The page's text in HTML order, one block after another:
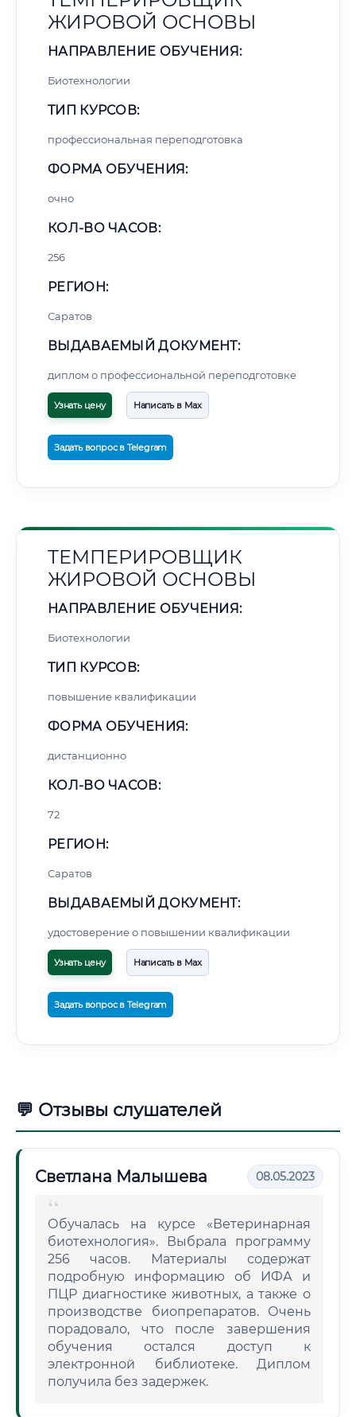
ЖИРОВОЙ ОСНОВЫ
НАПРАВЛЕНИЕ ОБУЧЕНИЯ:
Биотехнологии
ТИП КУРСОВ:
профессиональная переподготовка
ФОРМА ОБУЧЕНИЯ:
очно
КОЛ-ВО ЧАСОВ:
256
РЕГИОН:
Саратов
ВЫДАВАЕМЫЙ ДОКУМЕНТ:
диплом о профессиональной переподготовке
Узнать цену Написать в Max
Задать вопрос в Telegram
ТЕМПЕРИРОВЩИК
ЖИРОВОЙ ОСНОВЫ
НАПРАВЛЕНИЕ ОБУЧЕНИЯ:
Биотехнологии
ТИП КУРСОВ:
повышение квалификации
ФОРМА ОБУЧЕНИЯ:
дистанционно
КОЛ-ВО ЧАСОВ:
72
РЕГИОН:
Саратов
ВЫДАВАЕМЫЙ ДОКУМЕНТ:
удостоверение о повышении квалификации
Узнать цену Написать в Max
Задать вопрос в Telegram
💬 Отзывы слушателей
Светлана Малышева 08.05.2023
Обучалась на курсе «Ветеринарная
биотехнология». Выбрала программу
256 часов. Материалы содержат
подробную информацию об ИФА и
ПЦР диагностике животных, а также о
производстве биопрепаратов. Очень
порадовало, что после завершения
обучения остался доступ к
электронной библиотеке. Диплом
получила без задержек.